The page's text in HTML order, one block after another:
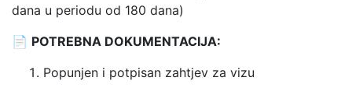
dana u periodu od 180 dana)
📄 POTREBNA DOKUMENTACIJA:
Popunjen i potpisan zahtjev za vizu